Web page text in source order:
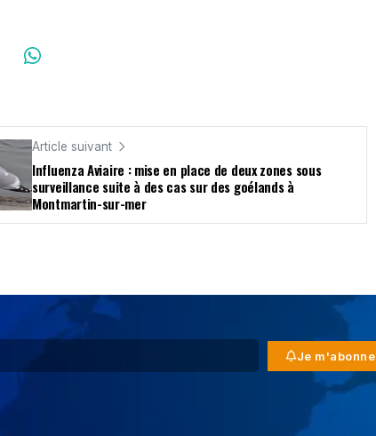
Article suivant
Influenza Aviaire : mise en place de deux zones sous
surveillance suite à des cas sur des goélands à
Montmartin-sur-mer
Je m'abonne